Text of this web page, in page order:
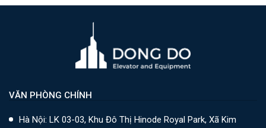
VĂN PHÒNG CHÍNH
Hà Nội: LK 03-03, Khu Đô Thị Hinode Royal Park, Xã Kim